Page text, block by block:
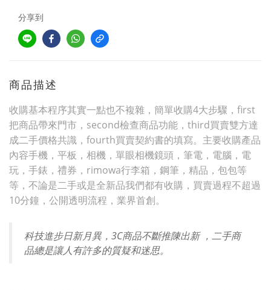
分享到
商品描述
收購基本程序其實一點也不複雜，簡單收購4大步驟，first
把商品帶來門市，second檢查商品功能，third買賣雙方達
成二手價格共識，fourth買賣契約書的填寫。主要收購產品
內容手機，平板，相機，單眼相機鏡頭，筆電，電腦，電
玩，手錶，禮券，rimowa行李箱，鋼筆，精品，包包等
等，不論是二手或是全新品我們都有收購，買賣過程不超過
10分鐘，公開透明流程，業界首創。
科技進步日新月異，3C商品不斷推陳出新 ，二手商
品總是讓人有許多的質疑和迷思。